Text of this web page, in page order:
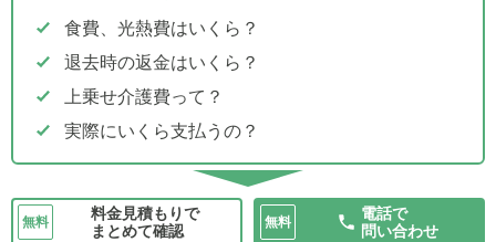
食費、光熱費はいくら？
退去時の返金はいくら？
上乗せ介護費って？
実際にいくら支払うの？
無料
料金見積もりで
まとめて確認
無料
電話で
問い合わせ